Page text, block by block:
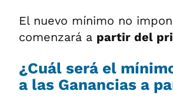
El nuevo mínimo no
comenzará a partir del
¿Cuál será el
a las Ganancias a